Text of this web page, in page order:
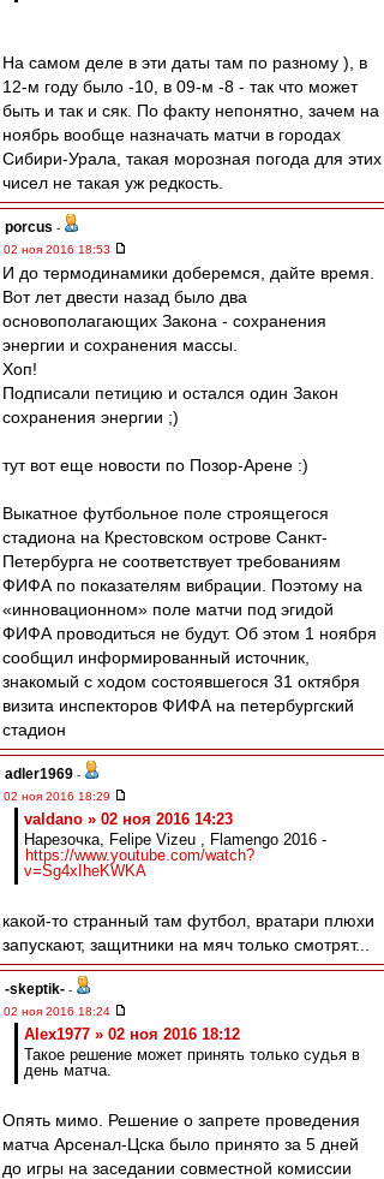
На самом деле в эти даты там по разному ), в
12-м году было -10, в 09-м -8 - так что может
быть и так и сяк. По факту непонятно, зачем на
ноябрь вообще назначать матчи в городах
Сибири-Урала, такая морозная погода для этих
чисел не такая уж редкость.
porcus -
02 ноя 2016 18:53
И до термодинамики доберемся, дайте время.
Вот лет двести назад было два
основополагающих Закона - сохранения
энергии и сохранения массы.
Хоп!
Подписали петицию и остался один Закон
сохранения энергии ;)
тут вот еще новости по Позор-Арене :)
Выкатное футбольное поле строящегося
стадиона на Крестовском острове Санкт-
Петербурга не соответствует требованиям
ФИФА по показателям вибрации. Поэтому на
«инновационном» поле матчи под эгидой
ФИФА проводиться не будут. Об этом 1 ноября
сообщил информированный источник,
знакомый с ходом состоявшегося 31 октября
визита инспекторов ФИФА на петербургский
стадион
adler1969 -
02 ноя 2016 18:29
valdano » 02 ноя 2016 14:23
Нарезочка, Felipe Vizeu , Flamengo 2016 -
https://www.youtube.com/watch?
v=Sg4xIheKWKA
какой-то странный там футбол, вратари плюхи
запускают, защитники на мяч только смотрят...
-skeptik- -
02 ноя 2016 18:24
Alex1977 » 02 ноя 2016 18:12
Такое решение может принять только судья в
день матча.
Опять мимо. Решение о запрете проведения
матча Арсенал-Цска было принято за 5 дней
до игры на заседании совместной комиссии